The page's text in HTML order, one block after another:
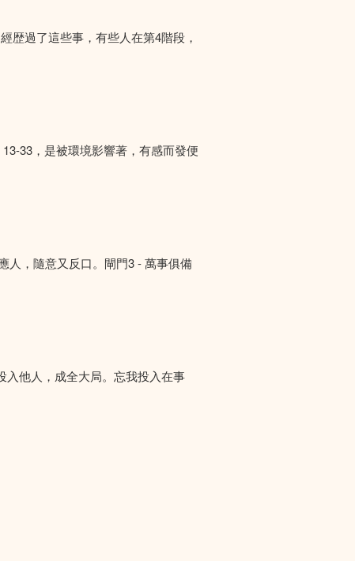
歴過了這些事，有些人在第4階段，
33，是被環境影響著，有感而發便
人，隨意又反口。閘門3 - 萬事俱備
入他人，成全大局。忘我投入在事